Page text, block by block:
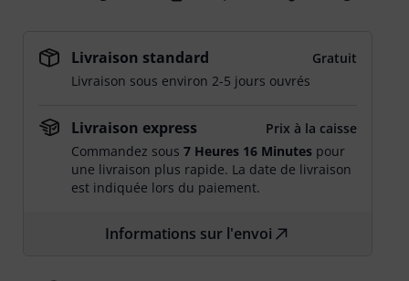
Livraison standard
Gratuit
Livraison sous environ 2-5 jours ouvrés
Livraison express
Prix à la caisse
Commandez sous7 Heures 16 Minutes pour
une livraison plus rapide. La date de livraison
est indiquée lors du paiement.
Informations sur l'envoi